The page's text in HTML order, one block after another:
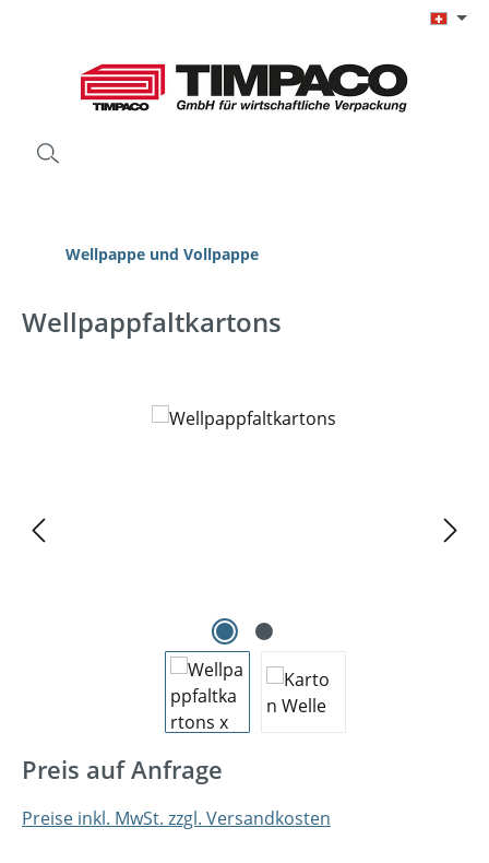
Wellpappe und Vollpappe
Wellpappfaltkartons
Bildergalerie überspringen
Preis auf Anfrage
Preise inkl. MwSt. zzgl. Versandkosten